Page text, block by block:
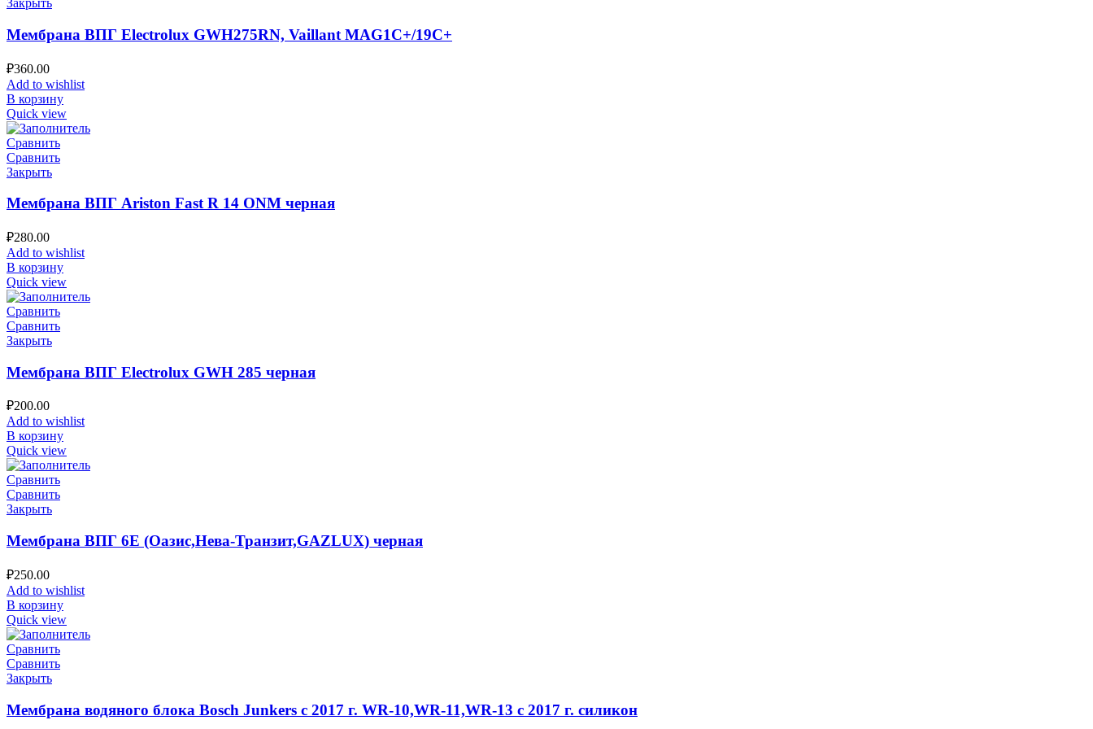
Закрыть
Мембрана ВПГ Electrolux GWH275RN, Vaillant MAG1C+/19C+
₽360.00
Add to wishlist
В корзину
Quick view
Сравнить
Сравнить
Закрыть
Мембрана ВПГ Ariston Fast R 14 ONM черная
₽280.00
Add to wishlist
В корзину
Quick view
Сравнить
Сравнить
Закрыть
Мембрана ВПГ Electrolux GWH 285 черная
₽200.00
Add to wishlist
В корзину
Quick view
Сравнить
Сравнить
Закрыть
Мембрана ВПГ 6Е (Оазис,Нева-Транзит,GAZLUX) черная
₽250.00
Add to wishlist
В корзину
Quick view
Сравнить
Сравнить
Закрыть
Мембрана водяного блока Bosch Junkers с 2017 г. WR-10,WR-11,WR-13 с 2017 г. силикон